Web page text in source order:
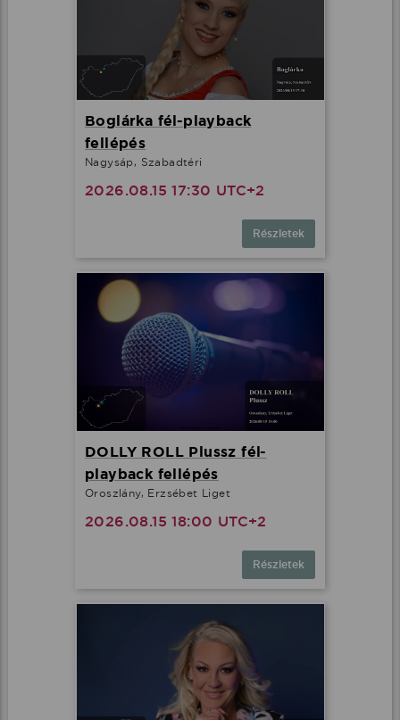
Boglárka fél-playback
fellépés
Nagysáp, Szabadtéri
2026.08.15 17:30 UTC+2
Részletek
DOLLY ROLL Plussz fél-
playback fellépés
Oroszlány, Erzsébet Liget
2026.08.15 18:00 UTC+2
Részletek